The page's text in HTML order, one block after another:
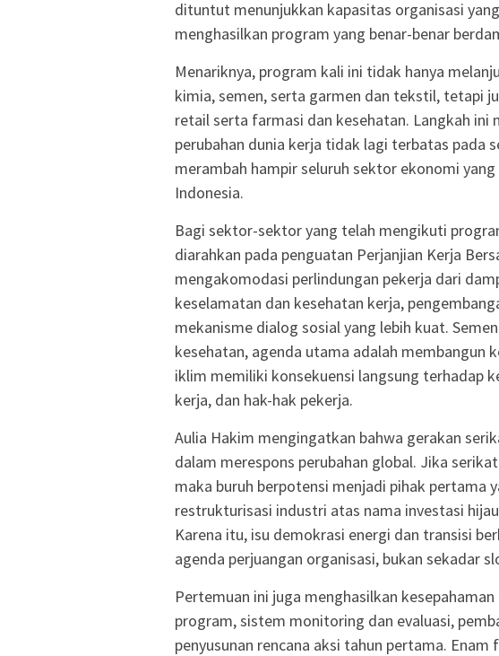
dituntut menunjukkan kapasitas organisasi
menghasilkan program yang benar-benar
Menariknya, program kali ini tidak hanya
kimia, semen, serta garmen dan tekstil, tetapi
retail serta farmasi dan kesehatan. Langkah ini
perubahan dunia kerja tidak lagi terbatas pada
merambah hampir seluruh sektor ekonomi
Indonesia.
Bagi sektor-sektor yang telah mengikuti
diarahkan pada penguatan Perjanjian Kerja
mengakomodasi perlindungan pekerja dari
keselamatan dan kesehatan kerja,
mekanisme dialog sosial yang lebih kuat.
kesehatan, agenda utama adalah membangun
iklim memiliki konsekuensi langsung terhadap
kerja, dan hak-hak pekerja.
Aulia Hakim mengingatkan bahwa gerakan
dalam merespons perubahan global. Jika
maka buruh berpotensi menjadi pihak pertama
restrukturisasi industri atas nama investasi
Karena itu, isu demokrasi energi dan transisi
agenda perjuangan organisasi, bukan sekadar
Pertemuan ini juga menghasilkan
program, sistem monitoring dan evaluasi,
penyusunan rencana aksi tahun pertama.